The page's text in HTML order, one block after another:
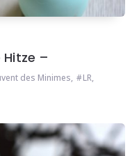
–
des Minimes, LR,